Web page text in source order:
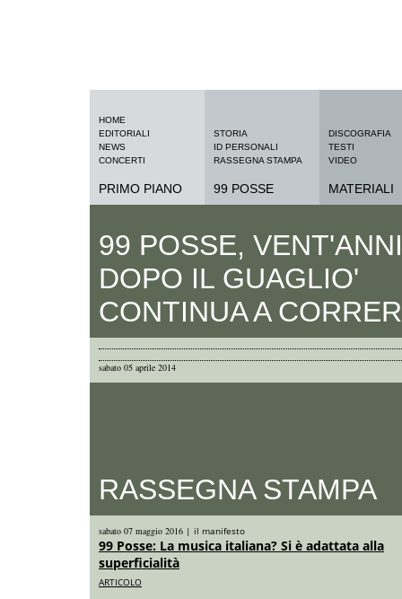
HOME
EDITORIALI
NEWS
CONCERTI
PRIMO PIANO
STORIA
ID PERSONALI
RASSEGNA STAMPA
99 POSSE
DISCOGRAFIA
TESTI
VIDEO
MATERIALI
99 POSSE, VENT'ANNI
DOPO IL GUAGLIO'
CONTINUA A
sabato 05 aprile 2014
RASSEGNA STAMPA
sabato 07 maggio 2016 | il manifesto
99 Posse: La musica italiana? Si è adattata alla
superficialità
ARTICOLO